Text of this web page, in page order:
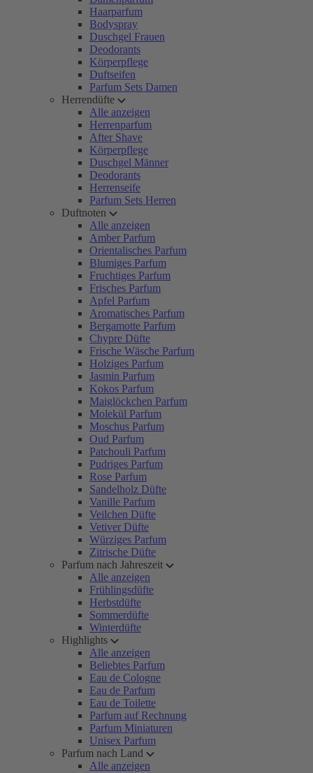
Haarparfum
Bodyspray
Duschgel Frauen
Deodorants
Körperpflege
Duftseifen
Parfum Sets Damen
Herrendüfte
Alle anzeigen
Herrenparfum
After Shave
Körperpflege
Duschgel Männer
Deodorants
Herrenseife
Parfum Sets Herren
Duftnoten
Alle anzeigen
Amber Parfum
Orientalisches Parfum
Blumiges Parfum
Fruchtiges Parfum
Frisches Parfum
Apfel Parfum
Aromatisches Parfum
Bergamotte Parfum
Chypre Düfte
Frische Wäsche Parfum
Holziges Parfum
Jasmin Parfum
Kokos Parfum
Maiglöckchen Parfum
Molekül Parfum
Moschus Parfum
Oud Parfum
Patchouli Parfum
Pudriges Parfum
Rose Parfum
Sandelholz Düfte
Vanille Parfum
Veilchen Düfte
Vetiver Düfte
Würziges Parfum
Zitrische Düfte
Parfum nach Jahreszeit
Alle anzeigen
Frühlingsdüfte
Herbstdüfte
Sommerdüfte
Winterdüfte
Highlights
Alle anzeigen
Beliebtes Parfum
Eau de Cologne
Eau de Parfum
Eau de Toilette
Parfum auf Rechnung
Parfum Miniaturen
Unisex Parfum
Parfum nach Land
Alle anzeigen